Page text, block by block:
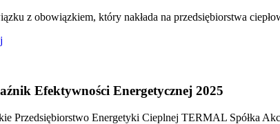
z obowiązkiem, który nakłada na przedsiębiorstwa
Efektywności Energetycznej 2025
Przedsiębiorstwo Energetyki Cieplnej TERMAL Spółka